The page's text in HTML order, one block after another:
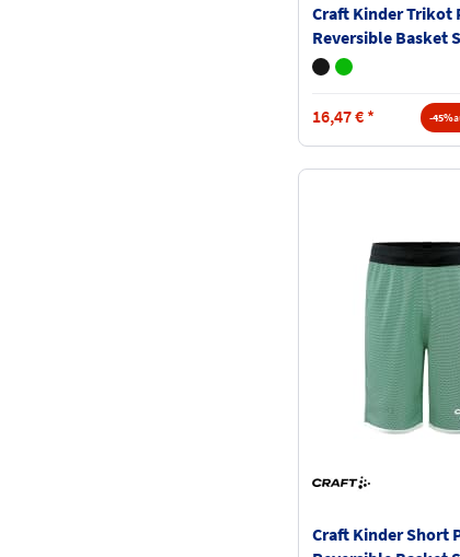
Craft Kinder Trikot
Reversible Basket
Jersey 1911111
16,47€ * -45%
Craft Kinder Short